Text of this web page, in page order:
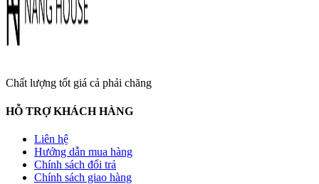
Chất lượng tốt giá cả phải chăng
HỖ TRỢ KHÁCH HÀNG
Liên hệ
Hướng dẫn mua hàng
Chính sách đổi trả
Chính sách giao hàng